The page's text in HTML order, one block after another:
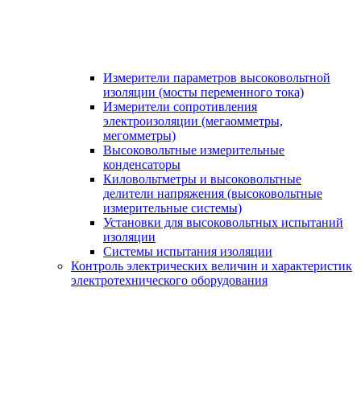
Измерители параметров высоковольтной
изоляции (мосты переменного тока)
Измерители сопротивления
электроизоляции (мегаомметры,
мегомметры)
Высоковольтные измерительные
конденсаторы
Киловольтметры и высоковольтные
делители напряжения (высоковольтные
измерительные системы)
Установки для высоковольтных испытаний
изоляции
Системы испытания изоляции
Контроль электрических величин и характеристик
электротехнического оборудования